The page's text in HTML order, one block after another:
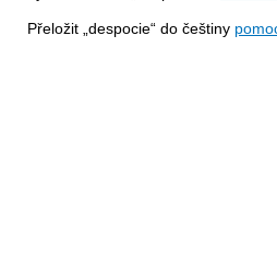
Přeložit „despocie“ do češtiny